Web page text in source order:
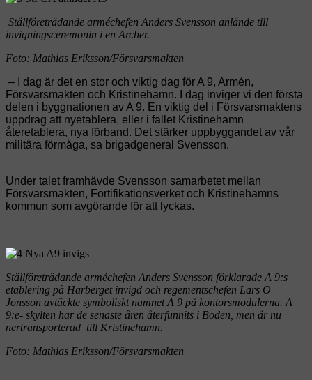
Ställföreträdande arméchefen Anders Svensson anlände till
invigningsceremonin i en Archer.
Foto: Mathias Eriksson/Försvarsmakten
– I dag är det en stor och viktig dag för A 9, Armén,
Försvarsmakten och Kristinehamn. I dag inviger vi den första
delen i byggnationen av A 9. En viktig del i Försvarsmaktens
uppdrag att nyetablera, eller i fallet Kristinehamn
återetablera, nya förband. Det stärker uppbyggandet av vår
militära förmåga, sa brigadgeneral Svensson.
Under talet framhävde Svensson samarbetet mellan
Försvarsmakten, Fortifikationsverket och Kristinehamns
kommun som avgörande för att lyckas.
Ställföreträdande arméchefen Anders Svensson förklarade A 9:s
etablering på Harberget invigd och regementschefen Lars O
Jonsson avtäckte symboliskt namnet A 9 på kontorsmodulerna. A
9:e- skylten har de senaste åren återfunnits i Boden, men är nu
nertransporterad till Kristinehamn.
Foto: Mathias Eriksson/Försvarsmakten